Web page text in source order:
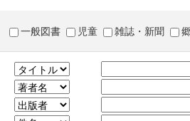
一般図書 児童 雑誌・新聞